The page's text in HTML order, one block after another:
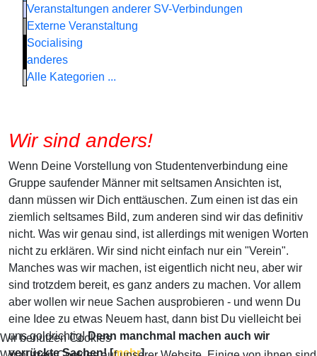
Veranstaltungen anderer SV-Verbindungen
Externe Veranstaltung
Socialising
anderes
Alle Kategorien ...
Wir sind anders!
Wenn Deine Vorstellung von Studentenverbindung eine
Gruppe saufender Männer mit seltsamen Ansichten ist,
dann müssen wir Dich enttäuschen. Zum einen ist das ein
ziemlich seltsames Bild, zum anderen sind wir das definitiv
nicht. Was wir genau sind, ist allerdings mit wenigen Worten
nicht zu erklären. Wir sind nicht einfach nur ein "Verein".
Manches was wir machen, ist eigentlich nicht neu, aber wir
sind trotzdem bereit, es ganz anders zu machen. Vor allem
aber wollen wir neue Sachen ausprobieren - und wenn Du
eine Idee zu etwas Neuem hast, dann bist Du vielleicht bei
uns goldrichtig!Denn manchmal machen auch wir
verrückte Sachen! [mehr]
Wir benutzen Cookies